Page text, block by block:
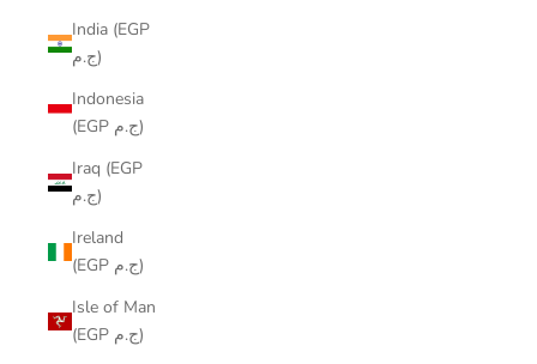
India (EGP
ج.م)
Indonesia
(EGP ج.م)
Iraq (EGP
ج.م)
Ireland
(EGP ج.م)
Isle of Man
(EGP ج.م)